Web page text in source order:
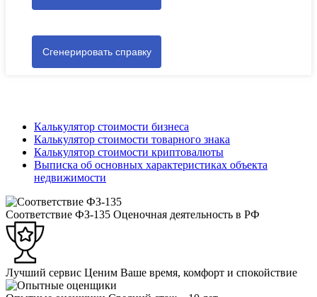
Сгенерировать справку
Калькулятор стоимости бизнеса
Калькулятор стоимости товарного знака
Калькулятор стоимости криптовалюты
Выписка об основных характеристиках объекта
недвижимости
Соответствие ФЗ-135 Оценочная деятельность в РФ
Лучший сервис Ценим Ваше время, комфорт и спокойствие